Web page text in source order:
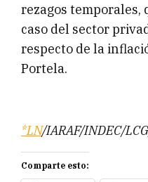
rezagos temporales,
caso del sector
respecto de la
Portela.
*LN/IARAF/INDEC/
Comparte esto: